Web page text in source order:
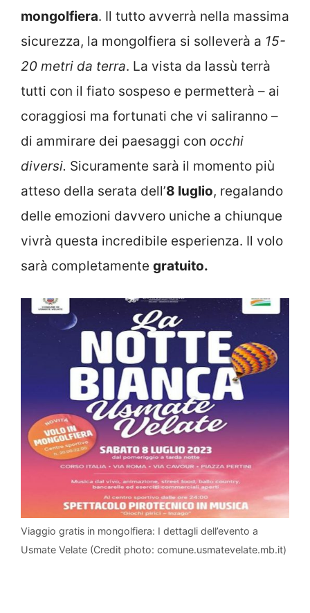
mongolfiera. Il tutto avverrà nella massima
sicurezza, la mongolfiera si solleverà a 15-
20 metri da terra. La vista da lassù terrà
tutti con il fiato sospeso e permetterà – ai
coraggiosi ma fortunati che vi saliranno –
di ammirare dei paesaggi con occhi
diversi. Sicuramente sarà il momento più
atteso della serata dell’8 luglio, regalando
delle emozioni davvero uniche a chiunque
vivrà questa incredibile esperienza. Il volo
sarà completamente gratuito.
Viaggio gratis in mongolfiera: I dettagli dell’evento a
Usmate Velate (Credit photo: comune.usmatevelate.mb.it)